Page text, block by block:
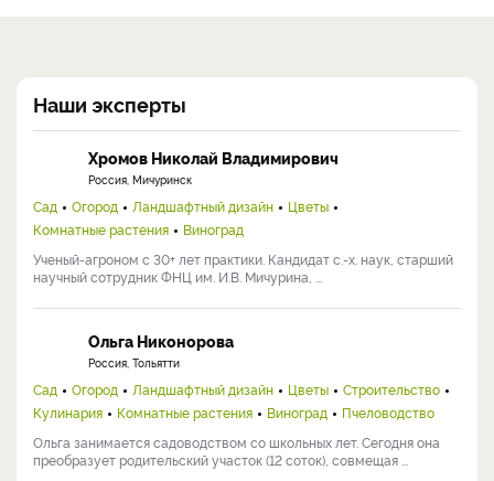
Наши эксперты
Хромов Николай Владимирович
Россия, Мичуринск
Сад Огород Ландшафтный дизайн
Цветы
Комнатные растения
Виноград
Ученый-агроном с 30+ лет практики. Кандидат с.-х. наук, старший
научный сотрудник ФНЦ им. И.В. Мичурина, ...
Ольга Никонорова
Россия, Тольятти
Сад Огород Ландшафтный дизайн Цветы
Строительство
Кулинария
Комнатные растения Виноград
Пчеловодство
Ольга занимается садоводством со школьных лет. Сегодня она
преобразует родительский участок (12 соток), совмещая ...